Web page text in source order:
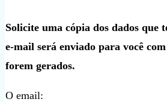
Solicite uma cópia dos dados que
e-mail será enviado para você
forem gerados.
O email: